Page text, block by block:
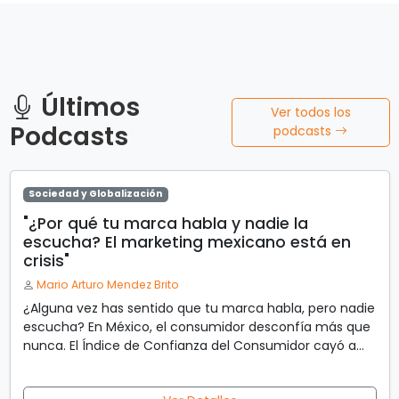
Últimos
Podcasts
Ver todos los
podcasts
Sociedad y Globalización
"¿Por qué tu marca habla y nadie la
escucha? El marketing mexicano está en
crisis"
Mario Arturo Mendez Brito
¿Alguna vez has sentido que tu marca habla, pero nadie
escucha? En México, el consumidor desconfía más que
nunca. El Índice de Confianza del Consumidor cayó a
murió. Hoy la gente no quiere promesas vacías, quiere